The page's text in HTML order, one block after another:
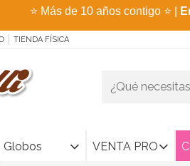
⭐ Más de 10 años contigo ⭐
TIENDA FÍSICA
Globos VENTA PRO